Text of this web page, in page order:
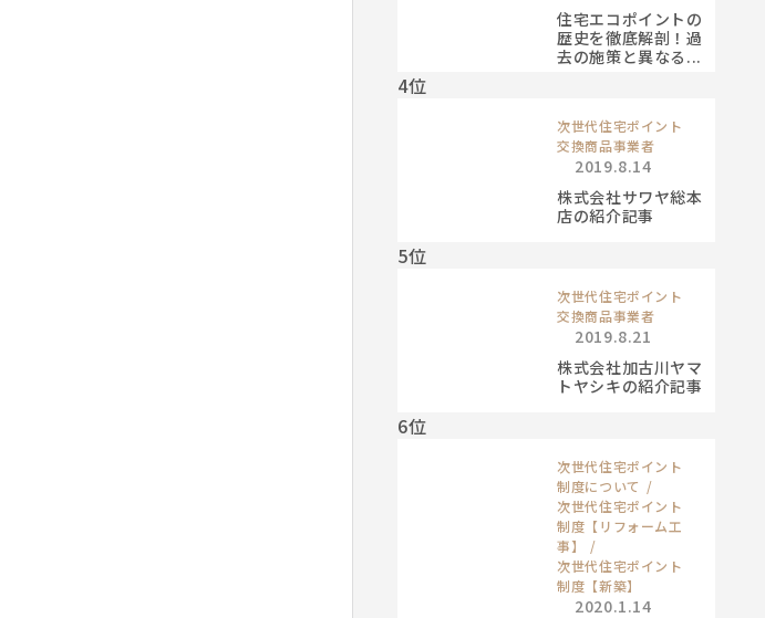
住宅エコポイントの
歴史を徹底解剖！過
去の施策と異なる...
4位
次世代住宅ポイント
交換商品事業者
2019.8.14
株式会社サワヤ総本
店の紹介記事
5位
次世代住宅ポイント
交換商品事業者
2019.8.21
株式会社加古川ヤマ
トヤシキの紹介記事
6位
次世代住宅ポイント
制度について
次世代住宅ポイント
制度【リフォーム工
事】
次世代住宅ポイント
制度【新築】
2020.1.14